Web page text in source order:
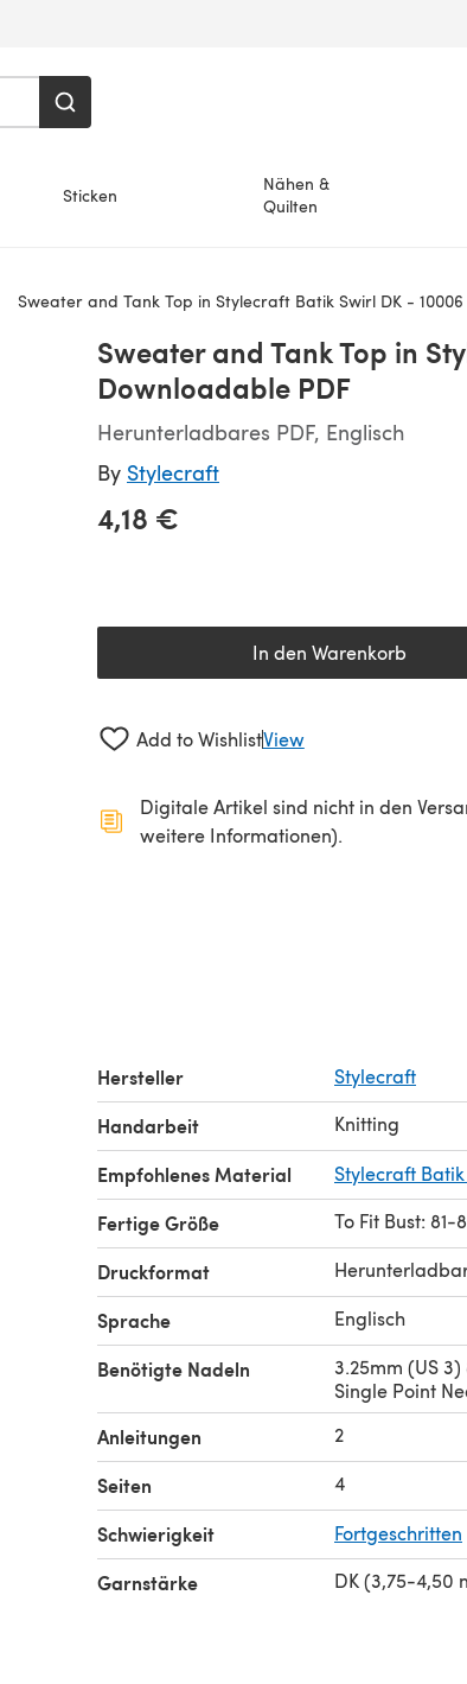
Sticken
Nähen &
Quilten
Sweater and Tank Top in Stylecraft Batik Swirl DK -
Sweater and Tank Top in
Downloadable PDF
Herunterladbares PDF, Englisch
By Stylecraft
4,18 €
In den Warenkorb
Add to WishlistView
Digitale Artikel sind nicht in den
weitere Informationen).
Hersteller Stylecraft
Handarbeit Knitting
Empfohlenes Material Stylecraft
Fertige Größe To Fit Bust: 81-
Druckformat
Sprache Englisch
Benötigte Nadeln
3.25mm (US
Single Point
Anleitungen 2
Seiten 4
Schwierigkeit Fortgeschritten
Garnstärke DK (3,75-4,50